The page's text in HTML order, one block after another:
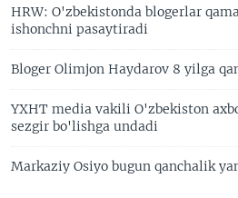
HRW: O'zbekistonda blogerlar
ishonchni pasaytiradi
Bloger Olimjon Haydarov 8 yilga
YXHT media vakili O'zbekiston
sezgir bo'lishga undadi
Markaziy Osiyo bugun qanchalik